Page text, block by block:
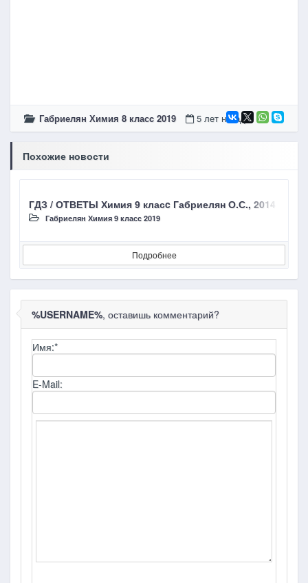
Габриелян Химия 8 класc 2019 5 лет назад
Похожие новости
ГДЗ / ОТВЕТЫ Химия 9 класc Габриелян О.С., 2014 §28
Габриелян Химия 9 класc 2019
Подробнее
%USERNAME%, оставишь комментарий?
Имя:*
E-Mail: